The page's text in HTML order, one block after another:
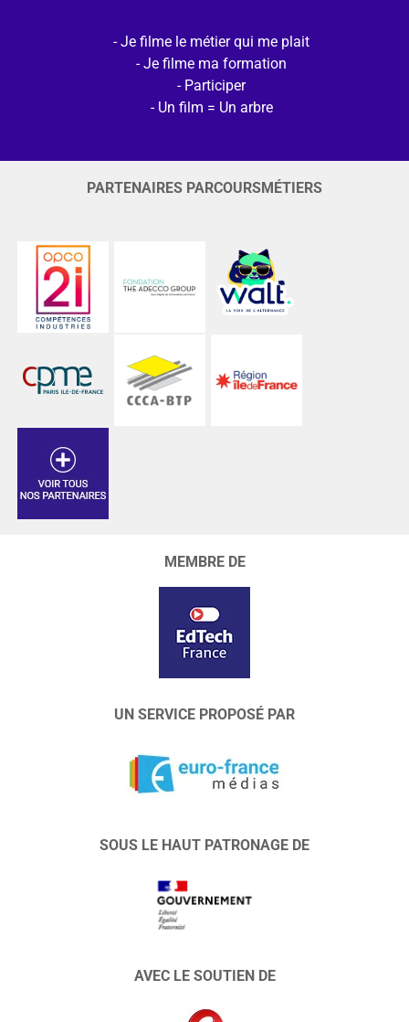
Je filme le métier qui me plait
Je filme ma formation
Participer
Un film = Un arbre
PARTENAIRES PARCOURSMÉTIERS
MEMBRE DE
UN SERVICE PROPOSÉ PAR
SOUS LE HAUT PATRONAGE DE
AVEC LE SOUTIEN DE